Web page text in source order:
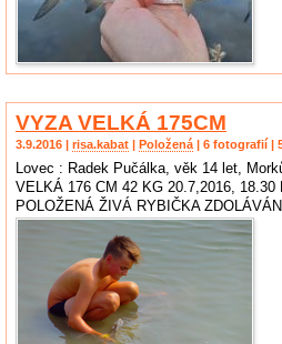
VYZA VELKÁ 175CM
3.9.2016 | risa.kabat Položená | 6 fotografií |
Lovec : Radek Pučálka, věk 14 let,
VELKÁ 176 CM 42 KG 20.7,2016, 18.30
POLOŽENÁ ŽIVÁ RYBIČKA